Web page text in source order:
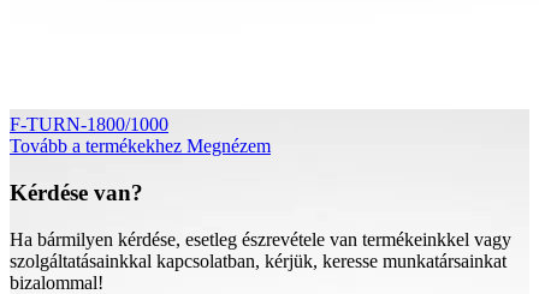
F-TURN-1800/1000
Tovább a termékekhez Megnézem
Kérdése van?
Ha bármilyen kérdése, esetleg észrevétele van termékeinkkel vagy
szolgáltatásainkkal kapcsolatban, kérjük, keresse munkatársainkat
bizalommal!